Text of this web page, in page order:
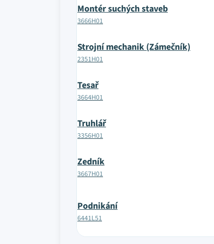
Montér suchých staveb
3666H01
Strojní mechanik (Zámečník)
2351H01
Tesař
3664H01
Truhlář
3356H01
Zedník
3667H01
Podnikání
6441L51